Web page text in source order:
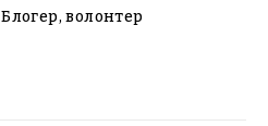
Блогер, волонтер